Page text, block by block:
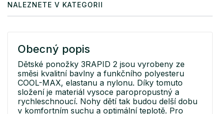
NALEZNETE V KATEGORII
Obecný popis
Dětské ponožky 3RAPID 2 jsou vyrobeny ze
směsi kvalitní bavlny a funkčního polyesteru
COOL-MAX, elastanu a nylonu. Díky tomuto
složení je materiál vysoce paropropustný a
rychleschnoucí. Nohy dětí tak budou delší dobu
v komfortním suchu a optimální teplotě. Pro